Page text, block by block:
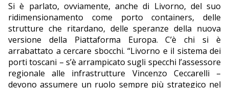
Si è parlato, ovviamente, anche di Livorno, del suo
ridimensionamento come porto containers, delle
strutture che ritardano, delle speranze della nuova
versione della Piattaforma Europa. C’è chi si è
arrabattato a cercare sbocchi. “Livorno e il sistema dei
porti toscani – s’è arrampicato sugli specchi l’assessore
regionale alle infrastrutture Vincenzo Ceccarelli –
devono assumere un ruolo sempre più strategico nel